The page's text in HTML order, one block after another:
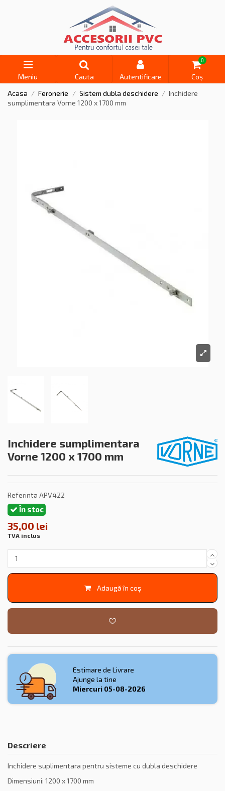
Meniu Cauta Autentificare
0
Coș
Acasa
Feronerie Sistem dubla deschidere
Inchidere
sumplimentara Vorne 1200 x 1700 mm
Inchidere sumplimentara
Vorne 1200 x 1700 mm
Referinta APV422
În stoc
35,00 lei
TVA inclus
Adaugă în coș
Estimare de Livrare
Ajunge la tine
Miercuri 05-08-2026
Descriere
Inchidere suplimentara pentru sisteme cu dubla deschidere
Dimensiuni: 1200 x 1700 mm